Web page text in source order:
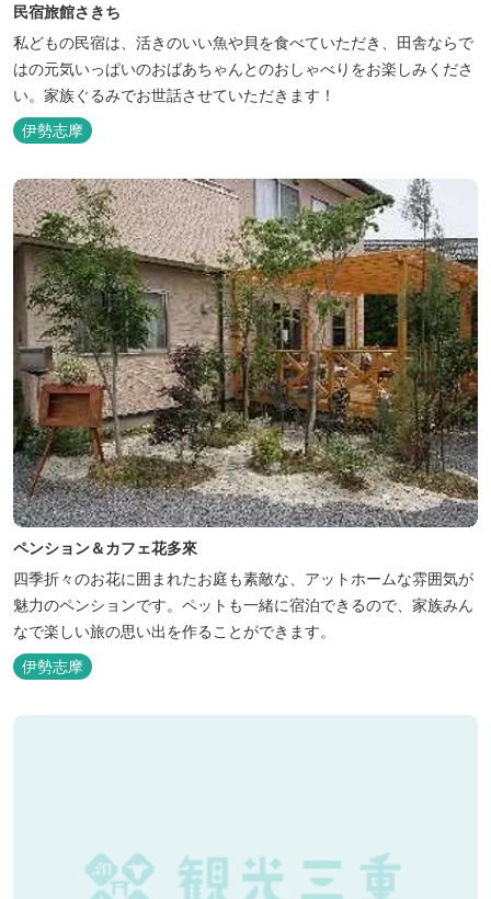
民宿旅館さきち
私どもの民宿は、活きのいい魚や貝を食べていただき、田舎ならで
はの元気いっぱいのおばあちゃんとのおしゃべりをお楽しみくださ
い。家族ぐるみでお世話させていただきます！
伊勢志摩
ペンション＆カフェ花多來
四季折々のお花に囲まれたお庭も素敵な、アットホームな雰囲気が
魅力のペンションです。ペットも一緒に宿泊できるので、家族みん
なで楽しい旅の思い出を作ることができます。
伊勢志摩